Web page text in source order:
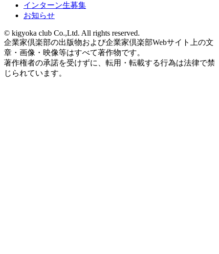
インターン生募集
お知らせ
© kigyoka club Co.,Ltd. All rights reserved.
企業家倶楽部の出版物および企業家倶楽部Webサイト上の文
章・画像・映像等はすべて著作物です。
著作権者の承諾を受けずに、転用・転載する行為は法律で禁
じられています。